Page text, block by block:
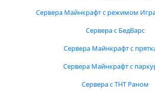
Сервера Майнкрафт с режимом
Сервера с БедВарс
Сервера Майнкрафт с
Сервера Майнкрафт с
Сервера с ТНТ Раном